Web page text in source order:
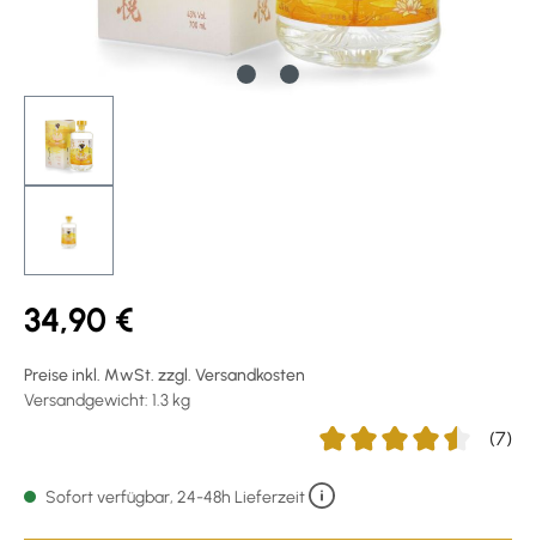
34,90 €
Preise inkl. MwSt. zzgl. Versandkosten
Versandgewicht: 1.3 kg
(7)
Sofort verfügbar, 24-48h Lieferzeit